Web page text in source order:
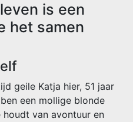
is een
het samen
geile Katja hier, 51 jaar
een mollige blonde
van avontuur en